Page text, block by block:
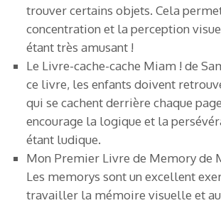
trouver certains objets. Cela
concentration et la perception
étant très amusant !
Le Livre-cache-cache Miam ! de
ce livre, les enfants doivent
qui se cachent derrière chaque
encourage la logique et la
étant ludique.
Mon Premier Livre de Memory de
Les memorys sont un excellent
travailler la mémoire visuelle et